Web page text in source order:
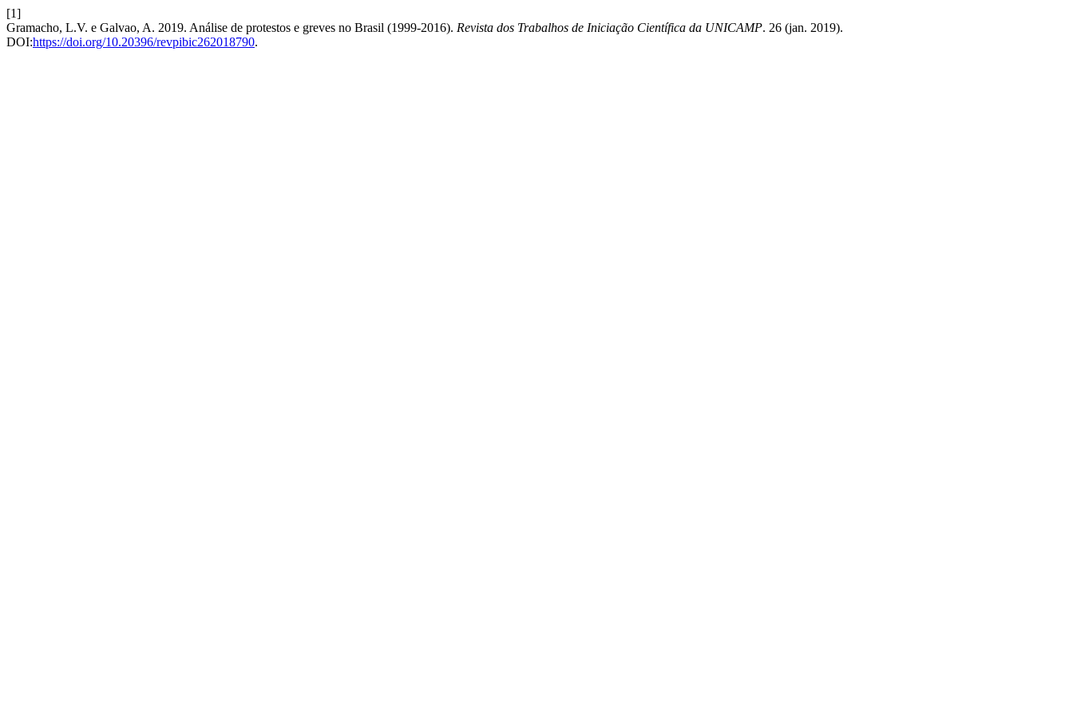
[1]
Gramacho, L.V. e Galvao, A. 2019. Análise de protestos e greves no Brasil (1999-2016). Revista dos Trabalhos de Iniciação Científica da UNICAMP. 26 (jan. 2019).
DOI:https://doi.org/10.20396/revpibic262018790.